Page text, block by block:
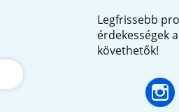
Legfrissebb
érdekességek
követhetők!